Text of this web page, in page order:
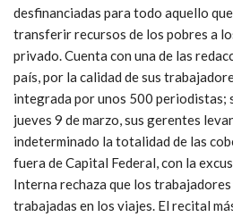
desfinanciadas para todo aquello
transferir recursos de los pobres a
privado. Cuenta con una de las
país, por la calidad de sus
integrada por unos 500 periodistas;
jueves 9 de marzo, sus gerentes
indeterminado la totalidad de las
fuera de Capital Federal, con la
Interna rechaza que los
trabajadas en los viajes. El recital